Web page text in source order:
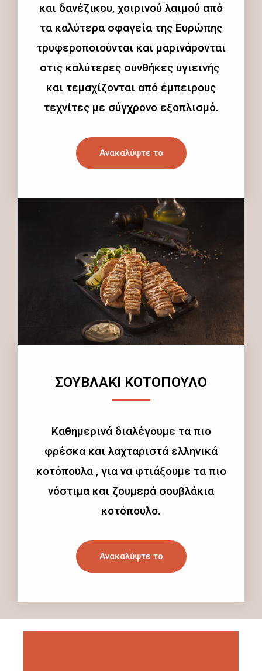
και δανέζικου, χοιρινού λαιμού από
τα καλύτερα σφαγεία της Ευρώπης
τρυφεροποιούνται και μαρινάρονται
στις καλύτερες συνθήκες υγιεινής
και τεμαχίζονται από έμπειρους
τεχνίτες με σύγχρονο εξοπλισμό.
Ανακαλύψτε το
ΣΟΥΒΛΑΚΙ ΚΟΤΟΠΟΥΛΟ
Καθημερινά διαλέγουμε τα πιο
φρέσκα και λαχταριστά ελληνικά
κοτόπουλα , για να φτιάξουμε τα πιο
νόστιμα και ζουμερά σουβλάκια
κοτόπουλο.
Ανακαλύψτε το